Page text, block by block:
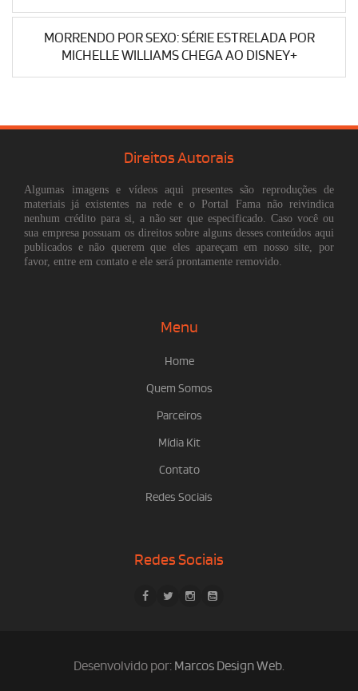
MORRENDO POR SEXO: SÉRIE ESTRELADA POR
MICHELLE WILLIAMS CHEGA AO DISNEY+
Direitos Autorais
Algumas imagens e vídeos aqui presentes são reproduções de
materiais já existentes na rede e o Portal Fama não reivindica
nenhum crédito para si, a não ser que especificado. Caso você ou
sua empresa possuam os direitos sobre alguns desses conteúdos aqui
publicados e não querem que eles apareçam em nosso site, por
favor, entre em contato e ele será prontamente removido.
Menu
Home
Quem Somos
Parceiros
Mídia Kit
Contato
Redes Sociais
Redes Sociais
Desenvolvido por: Marcos Design Web.